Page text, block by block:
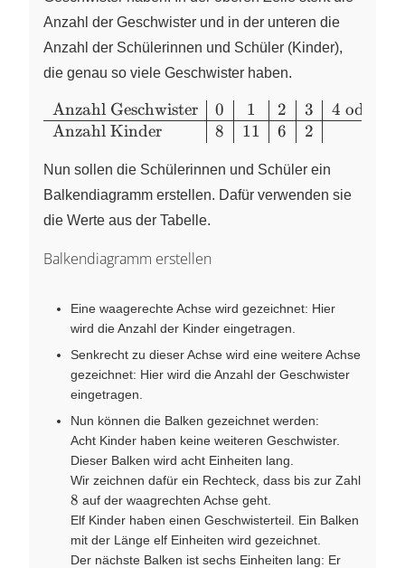
Anzahl der Geschwister und in der unteren die
Anzahl der Schülerinnen und Schüler (Kinder),
die genau so viele Geschwister haben.
\begin{array}{l|c|c|c|c|c} \text{Anzahl
Geschwister}&0&1&2&3&4~\text{oder
Kinder}&8&11&6&2&1\end{array}
Anzahl Geschwister
Anzahl Kinder
0
8
1
11
2
6
3
2
4 oder
Nun sollen die Schülerinnen und Schüler ein
Balkendiagramm erstellen. Dafür verwenden sie
die Werte aus der Tabelle.
Balkendiagramm erstellen
Eine waagerechte Achse wird gezeichnet: Hier
wird die Anzahl der Kinder eingetragen.
Senkrecht zu dieser Achse wird eine weitere Achse
gezeichnet: Hier wird die Anzahl der Geschwister
eingetragen.
Nun können die Balken gezeichnet werden:
Acht Kinder haben keine weiteren Geschwister.
Dieser Balken wird acht Einheiten lang.
Wir zeichnen dafür ein Rechteck, dass bis zur Zahl
8
8 auf der waagrechten Achse geht.
Elf Kinder haben einen Geschwisterteil. Ein Balken
mit der Länge elf Einheiten wird gezeichnet.
Der nächste Balken ist sechs Einheiten lang: Er